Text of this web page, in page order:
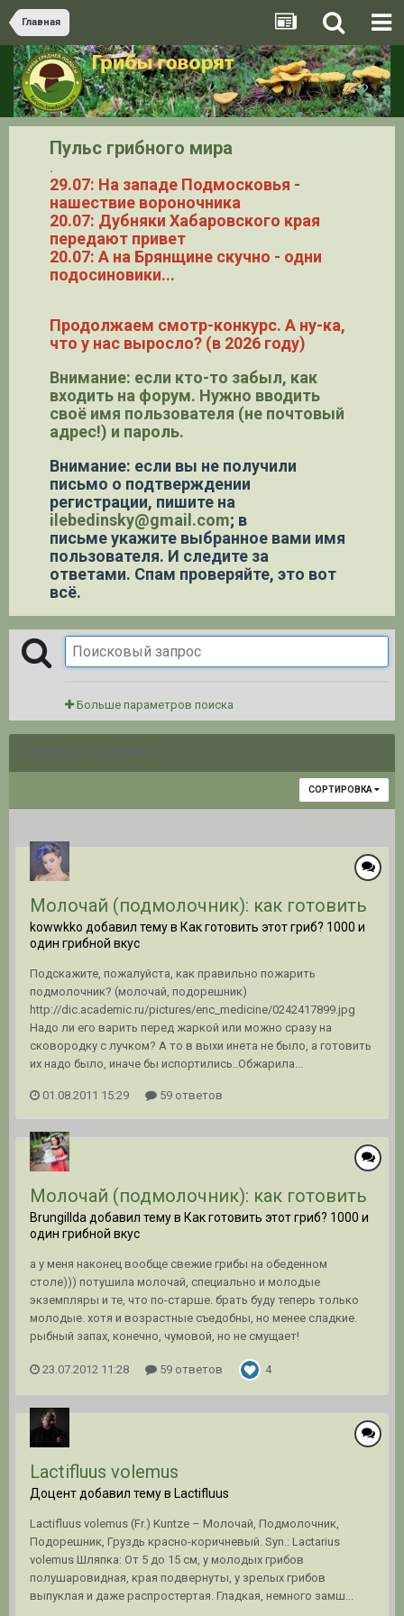
Главная
Пульс грибного мира
.
29.07: На западе Подмосковья -
нашествие вороночника
20.07: Дубняки Хабаровского края
передают привет
20.07: А на Брянщине скучно - одни
подосиновики...
Продолжаем смотр-конкурс. А ну-ка,
что у нас выросло? (в 2026 году)
Внимание: если кто-то забыл, как
входить на форум. Нужно вводить
своё имя пользователя (не почтовый
адрес!) и пароль.
Внимание: если вы не получили
письмо о подтверждении
регистрации, пишите на
ilebedinsky@gmail.com; в
письме укажите выбранное вами имя
пользователя. И следите за
ответами. Спам проверяйте, это вот
всё.
Больше параметров поиска
НАЙДЕНО 3 РЕЗУЛЬТАТА
СОРТИРОВКА
Молочай (подмолочник): как готовить
kowwkko добавил тему в Как готовить этот гриб? 1000 и
один грибной вкус
Подскажите, пожалуйста, как правильно пожарить
подмолочник? (молочай, подорешник)
http://dic.academic.ru/pictures/enc_medicine/0242417899.jpg
Надо ли его варить перед жаркой или можно сразу на
сковородку с лучком? А то в выхи инета не было, а готовить
их надо было, иначе бы испортились..Обжарила...
01.08.2011 15:29 59 ответов
Молочай (подмолочник): как готовить
Brungillda добавил тему в Как готовить этот гриб? 1000 и
один грибной вкус
а у меня наконец вообще свежие грибы на обеденном
столе))) потушила молочай, специально и молодые
экземпляры и те, что по-старше. брать буду теперь только
молодые. хотя и возрастные съедобны, но менее сладкие.
рыбный запах, конечно, чумовой, но не смущает!
23.07.2012 11:28 59 ответов 4
Lactifluus volemus
Доцент добавил тему в Lactifluus
Lactifluus volemus (Fr.) Kuntze – Молочай, Подмолочник,
Подорешник, Груздь красно-коричневый. Syn.: Lactarius
volemus Шляпка: От 5 до 15 см, у молодых грибов
полушаровидная, края подвернуты, у зрелых грибов
выпуклая и даже распростертая. Гладкая, немного замш...